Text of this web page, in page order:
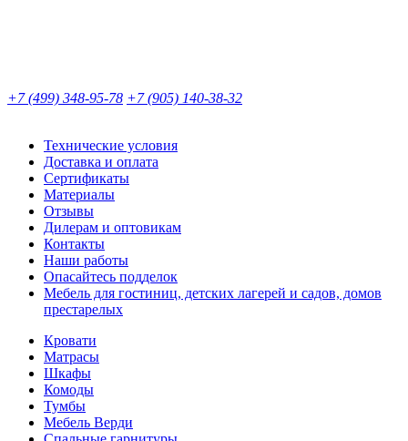
+7 (499) 348-95-78 +7 (905) 140-38-32
Технические условия
Доставка и оплата
Сертификаты
Материалы
Отзывы
Дилерам и оптовикам
Контакты
Наши работы
Опасайтесь подделок
Мебель для гостиниц, детских лагерей и садов, домов
престарелых
Кровати
Матрасы
Шкафы
Комоды
Тумбы
Мебель Верди